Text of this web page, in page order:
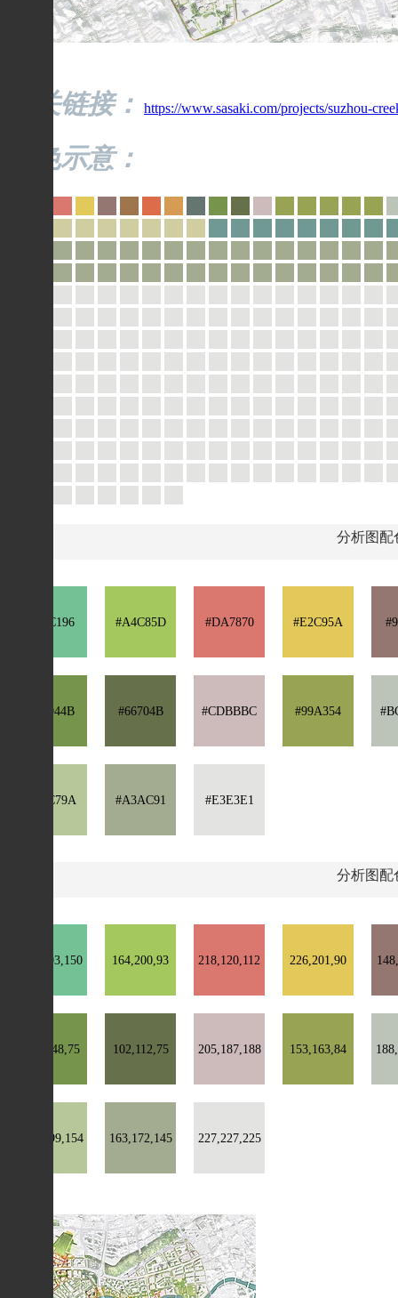
相关链接： https://www.sasaki.com/projects/suzhou-
配色示意：
分析图配
#74C196 #A4C85D #DA7870 #E2C95A
#76944B #66704B #CDBBBC #99A354
#B6C79A #A3AC91 #E3E3E1
分析图配
116,193,150 164,200,93 218,120,112 226,201,90
118,148,75 102,112,75 205,187,188 153,163,84
182,199,154 163,172,145 227,227,225